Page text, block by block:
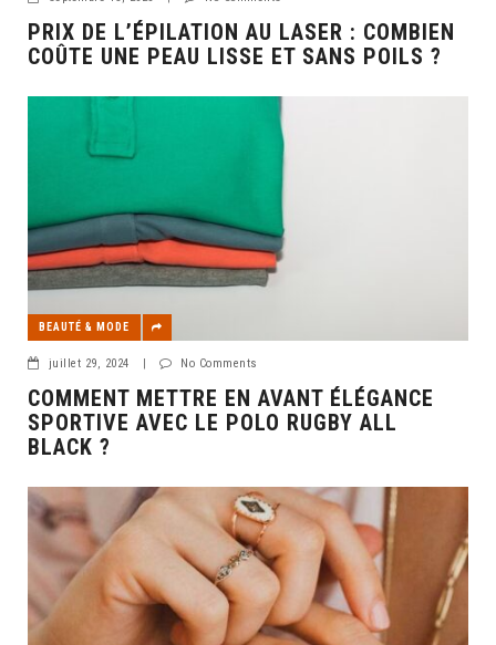
PRIX DE L’ÉPILATION AU LASER : COMBIEN
COÛTE UNE PEAU LISSE ET SANS POILS ?
BEAUTÉ & MODE
juillet 29, 2024 No Comments
COMMENT METTRE EN AVANT ÉLÉGANCE
SPORTIVE AVEC LE POLO RUGBY ALL
BLACK ?